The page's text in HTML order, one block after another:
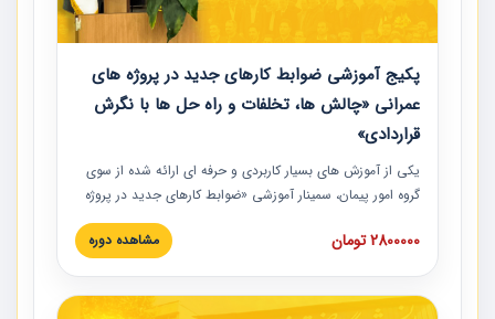
پکیج آموزشی ضوابط کارهای جدید در پروژه های
عمرانی «چالش ها، تخلفات و راه حل ها با نگرش
قراردادی»
یکی از آموزش‏‏‏‏‏‏ های بسیار کاربردی و حرفه‏ ای ارائه شده از سوی
گروه امور پیمان، سمینار آموزشی «ضوابط کارهای جدید در پروژه
های عمرانی» چالش ها، تخلفات و راه حل ها با نگرش قراردادی
است که در محل سندیکای شرکت های ساختمانی کشور ارائه شد.
مدارک پیمان به همراه تجربیات عملی ارائه شده است.
2800000 تومان مشاهده دوره